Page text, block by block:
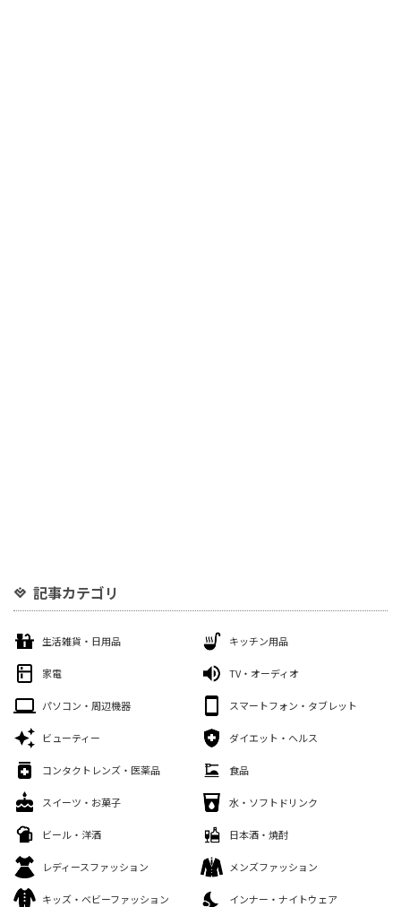
記事カテゴリ
生活雑貨・日用品 キッチン用品
家電 TV・オーディオ
パソコン・周辺機器 スマートフォン・タブレット
ビューティー ダイエット・ヘルス
コンタクトレンズ・医薬品 食品
スイーツ・お菓子 水・ソフトドリンク
ビール・洋酒 日本酒・焼酎
レディースファッション メンズファッション
キッズ・ベビーファッション インナー・ナイトウェア